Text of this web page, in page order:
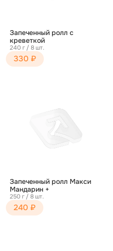
Запеченный ролл с
креветкой
240 г / 8 шт.
330 ₽
Запеченный ролл Макси
Мандарин +
250 г / 8 шт.
240 ₽